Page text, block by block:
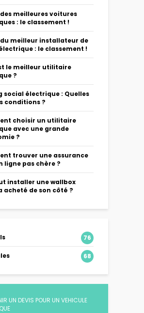
des meilleures voitures
: le classement !
du meilleur installateur de
: le classement !
le meilleur utilitaire
?
social électrique : Quelles
conditions ?
choisir un utilitaire
avec une grande
?
trouver une assurance
ligne pas chère ?
installer une wallbox
acheté de son côté ?
76
68
UN DEVIS POUR UN VEHICULE